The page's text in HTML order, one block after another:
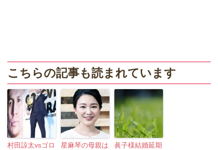
こちらの記事も読まれています
村田諒太vsゴロ
星麻琴の母親は
眞子様結婚延期